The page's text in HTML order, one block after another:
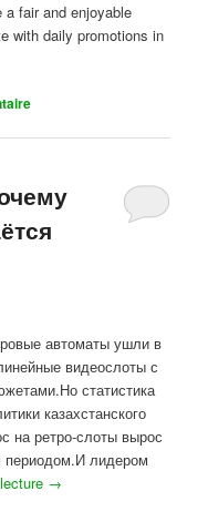
fair and enjoyable
with daily promotions in
автоматы ушли в
видеослоты с
статистика
казахстанского
на ретро-слоты вырос
лидером
→